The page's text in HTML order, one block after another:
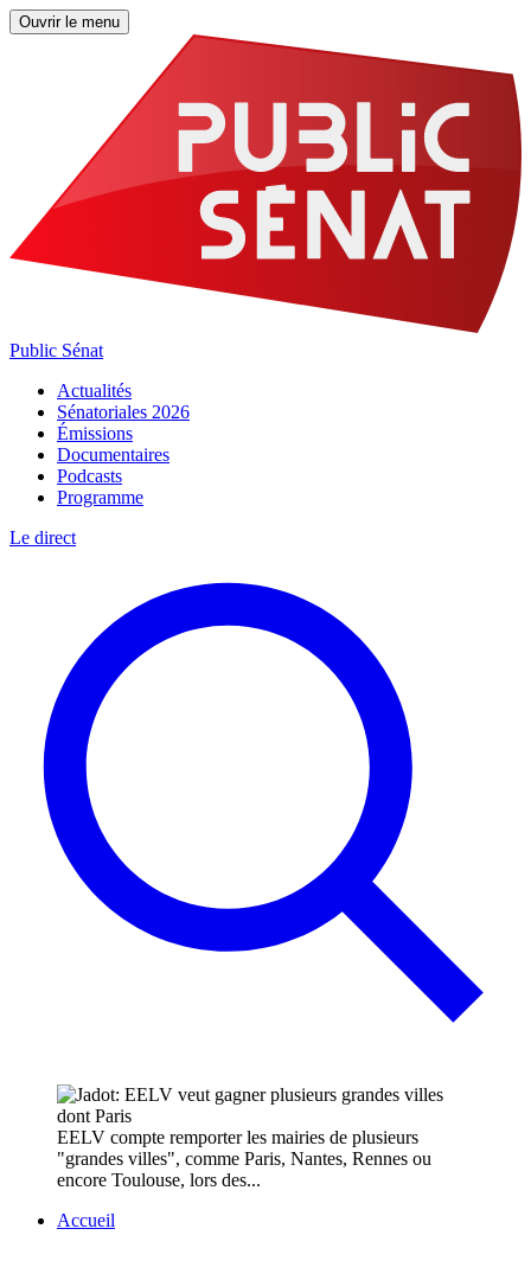
Ouvrir le menu
Public Sénat
Actualités
Sénatoriales 2026
Émissions
Documentaires
Podcasts
Programme
Le direct
EELV compte remporter les mairies de plusieurs
"grandes villes", comme Paris, Nantes, Rennes ou
encore Toulouse, lors des...
Accueil